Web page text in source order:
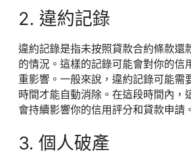
2. 違約記錄
違約記錄是指未按照貸款合約條款還
的情況。這樣的記錄可能會對你的信
重影響。一般來說，違約記錄可能需
時間才能自動消除。在這段時間內，
會持續影響你的信用評分和貸款申請。
3. 個人破產